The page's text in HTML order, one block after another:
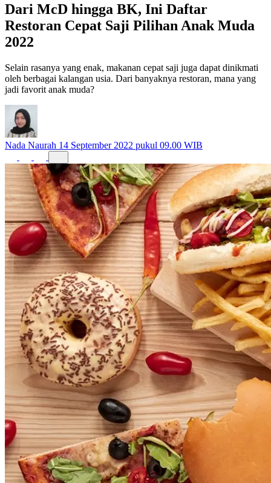
Dari McD hingga BK, Ini Daftar
Restoran Cepat Saji Pilihan Anak Muda
2022
Selain rasanya yang enak, makanan cepat saji juga dapat dinikmati
oleh berbagai kalangan usia. Dari banyaknya restoran, mana yang
jadi favorit anak muda?
Nada Naurah 14 September 2022 pukul 09.00 WIB